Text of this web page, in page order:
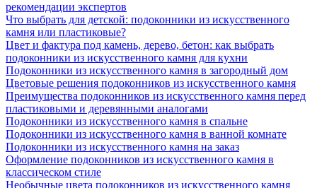
рекомендации экспертов
Что выбрать для детской: подоконники из искусственного
камня или пластиковые?
Цвет и фактура под камень, дерево, бетон: как выбрать
подоконники из искусственного камня для кухни
Подоконники из искусственного камня в загородный дом
Цветовые решения подоконников из искусственного камня
Преимущества подоконников из искусственного камня перед
пластиковыми и деревянными аналогами
Подоконники из искусственного камня в спальне
Подоконники из искусственного камня в ванной комнате
Подоконники из искусственного камня на заказ
Оформление подоконников из искусственного камня в
классическом стиле
Необычные цвета подоконников из искусственного камня